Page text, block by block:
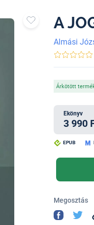
A
Almási
Árkötött
Ekönyv
3 990
EPUB
Megosztás